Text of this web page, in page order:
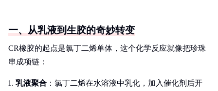
一、从乳液到生胶的奇妙转变
CR橡胶的起点是氯丁二烯单体，这个化学反应就像把珍珠
串成项链：
乳液聚合 ：氯丁二烯在水溶液中乳化，加入催化剂后开